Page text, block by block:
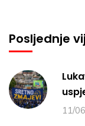
Posljednje
11/